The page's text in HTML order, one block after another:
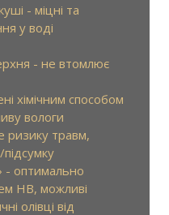
- міцні та
у воді
- не втомлює
хімічним способом
вологи
ризику травм,
- оптимально
HB, можливі
олівці від